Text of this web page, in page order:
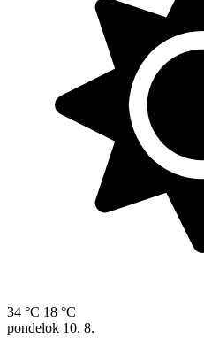
34 °C 18 °C
pondelok 10. 8.